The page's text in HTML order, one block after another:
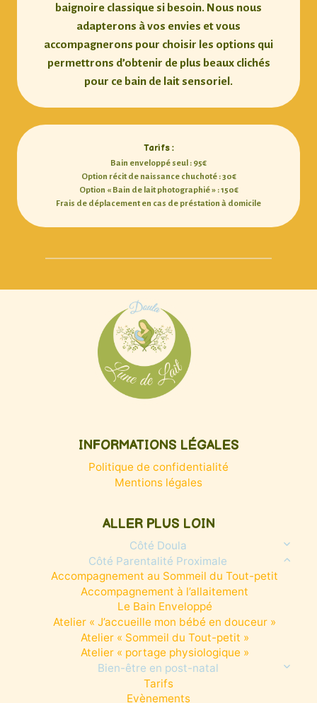
baignoire classique si besoin. Nous nous
adapterons à vos envies et vous
accompagnerons pour choisir les options qui
permettrons d’obtenir de plus beaux clichés
pour ce bain de lait sensoriel.
Tarifs :
Bain enveloppé seul : 95€
Option récit de naissance chuchoté : 30€
Option « Bain de lait photographié » : 150€
Frais de déplacement en cas de préstation à domicile
INFORMATIONS LÉGALES
Politique de confidentialité
Mentions légales
ALLER PLUS LOIN
Côté Doula
Ouvrir/
menu
Côté Parentalité Proximale
Ouvrir/
Accompagnement au Sommeil du Tout-petit
Accompagnement à l’allaitement
Le Bain Enveloppé
Atelier « J’accueille mon bébé en douceur »
Atelier « Sommeil du Tout-petit »
Atelier « portage physiologique »
Bien-être en post-natal
Ouvrir/
Tarifs
Evènements